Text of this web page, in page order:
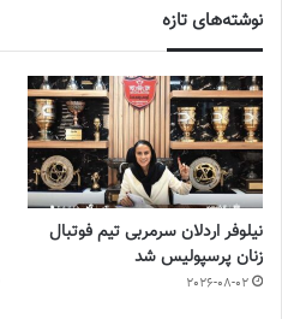
نوشته‌های تازه
نیلوفر اردلان سرمربی تیم فوتبال
زنان پرسپولیس شد
2026-08-02